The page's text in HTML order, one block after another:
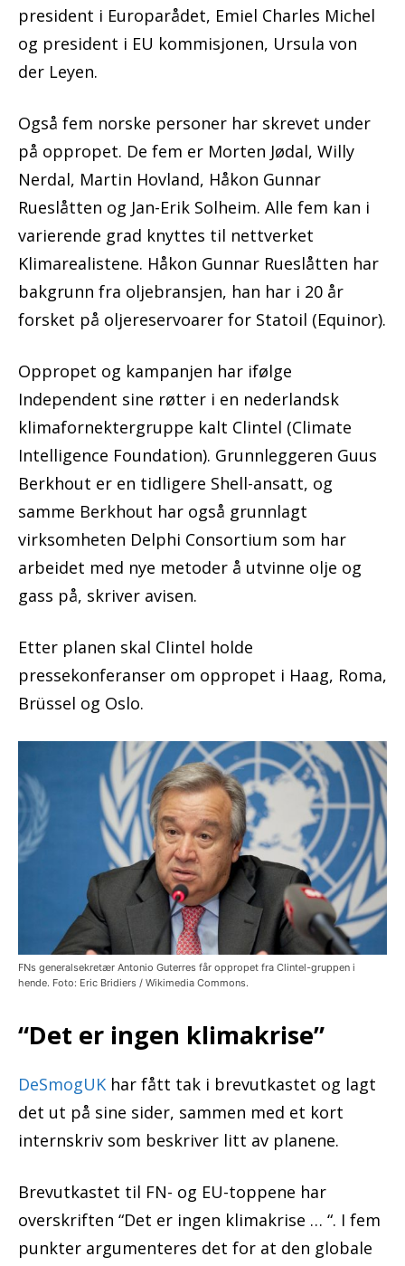
president i Europarådet, Emiel Charles Michel
og president i EU kommisjonen, Ursula von
der Leyen.
Også fem norske personer har skrevet under
på oppropet. De fem er Morten Jødal, Willy
Nerdal, Martin Hovland, Håkon Gunnar
Rueslåtten og Jan-Erik Solheim. Alle fem kan i
varierende grad knyttes til nettverket
Klimarealistene. Håkon Gunnar Rueslåtten har
bakgrunn fra oljebransjen, han har i 20 år
forsket på oljereservoarer for Statoil (Equinor).
Oppropet og kampanjen har ifølge
Independent sine røtter i en nederlandsk
klimafornektergruppe kalt Clintel (Climate
Intelligence Foundation). Grunnleggeren Guus
Berkhout er en tidligere Shell-ansatt, og
samme Berkhout har også grunnlagt
virksomheten Delphi Consortium som har
arbeidet med nye metoder å utvinne olje og
gass på, skriver avisen.
Etter planen skal Clintel holde
pressekonferanser om oppropet i Haag, Roma,
Brüssel og Oslo.
FNs generalsekretær Antonio Guterres får oppropet fra Clintel-gruppen i
hende. Foto: Eric Bridiers / Wikimedia Commons.
“Det er ingen klimakrise”
DeSmogUK har fått tak i brevutkastet og lagt
det ut på sine sider, sammen med et kort
internskriv som beskriver litt av planene.
Brevutkastet til FN- og EU-toppene har
overskriften “Det er ingen klimakrise … “. I fem
punkter argumenteres det for at den globale